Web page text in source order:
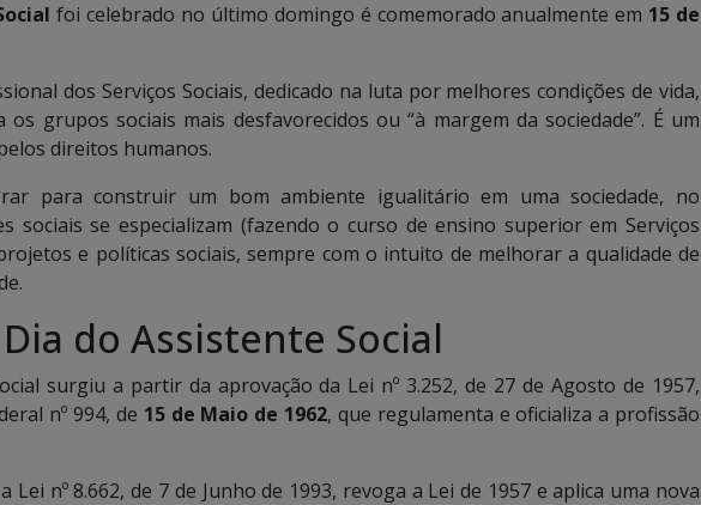
foi celebrado no último domingo é comemorado anualmente em 15 de
dos Serviços Sociais, dedicado na luta por melhores condições de vida,
grupos sociais mais desfavorecidos ou “à margem da sociedade”. É um
direitos humanos.
para construir um bom ambiente igualitário em uma sociedade, no
sociais se especializam (fazendo o curso de ensino superior em Serviços
e políticas sociais, sempre com o intuito de melhorar a qualidade de
do Assistente Social
surgiu a partir da aprovação da Lei nº 3.252, de 27 de Agosto de 1957,
nº 994, de 15 de Maio de 1962, que regulamenta e oficializa a profissão
Lei nº 8.662, de 7 de Junho de 1993, revoga a Lei de 1957 e aplica uma nova